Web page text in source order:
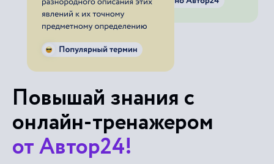
Повышай знания с
онлайн-тренажером
от Автор24!